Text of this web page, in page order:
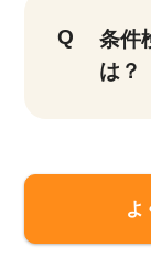
条件
は？
よ